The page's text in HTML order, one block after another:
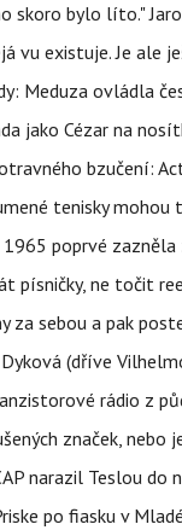
skoro bylo líto."
vu existuje. Je ale
Meduza ovládla
jako Cézar na
bzučení:
tenisky mohou
1965 poprvé zazněla
písničky, ne točit
za sebou a pak
(dříve
rádio z
značek,
narazil Teslou do
po fiasku v